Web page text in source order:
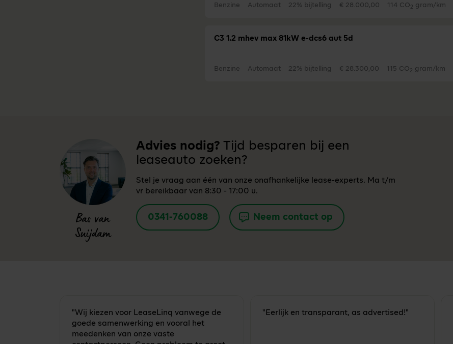
Benzine Automaat 22% bijtelling € 28.000,00 114 CO 2 gram/km
C3 1.2 mhev max 81kW e-dcs6 aut 5d
Benzine Automaat 22% bijtelling € 28.300,00 115 CO 2 gram/km
Bas van
Suijdam
Advies nodig? Tijd besparen bij een
leaseauto zoeken?
Stel je vraag aan één van onze onafhankelijke lease-experts. Ma t/m
vr bereikbaar van 8:30 - 17:00 u.
0341-760088 Neem contact op
"Wij kiezen voor LeaseLinq vanwege de
goede samenwerking en vooral het
meedenken van onze vaste
"Eerlijk en transparant, as advertised!"